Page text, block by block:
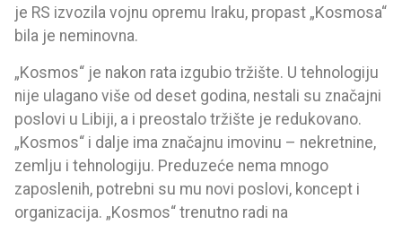
je RS izvozila vojnu opremu Iraku, propast „Kosmosa“
bila je neminovna.
„Kosmos“ je nakon rata izgubio tržište. U tehnologiju
nije ulagano više od deset godina, nestali su značajni
poslovi u Libiji, a i preostalo tržište je redukovano.
„Kosmos“ i dalje ima značajnu imovinu – nekretnine,
zemlju i tehnologiju. Preduzeće nema mnogo
zaposlenih, potrebni su mu novi poslovi, koncept i
organizacija. „Kosmos“ trenutno radi na